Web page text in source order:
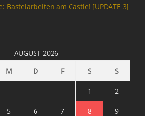
Bastelarbeiten am Castle! [UPDATE 3]
AUGUST 2026
M D F S S
1 2
5 6 7 8 9